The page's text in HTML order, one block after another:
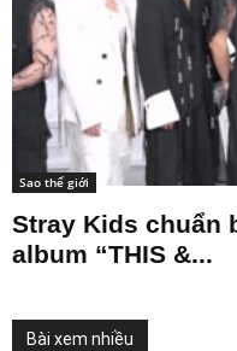
Sao thế giới
Stray Kids chuẩn
album “THIS &...
Bài xem nhiều